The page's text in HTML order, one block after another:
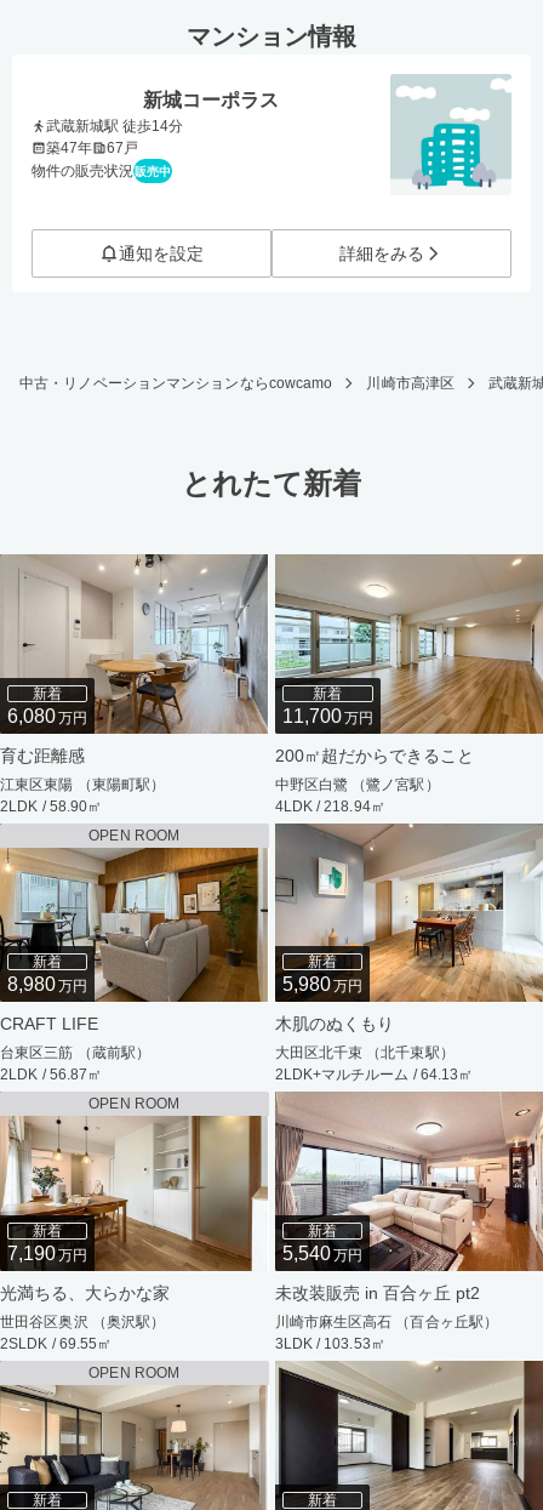
マンション情報
新城コーポラス
武蔵新城駅 徒歩14分
築47年
67戸
物件の販売状況販売中
通知を設定 詳細をみる
中古・リノベーションマンションならcowcamo 川崎市高津区 武蔵新
とれたて新着
新着
6,080万円
育む距離感
江東区東陽 （東陽町駅）
2LDK / 58.90㎡
新着
11,700万円
200㎡超だからできること
中野区白鷺 （鷺ノ宮駅）
4LDK / 218.94㎡
OPEN ROOM
新着
8,980万円
CRAFT LIFE
台東区三筋 （蔵前駅）
2LDK / 56.87㎡
新着
5,980万円
木肌のぬくもり
大田区北千束 （北千束駅）
2LDK+マルチルーム / 64.13㎡
OPEN ROOM
新着
7,190万円
光満ちる、大らかな家
世田谷区奥沢 （奥沢駅）
2SLDK / 69.55㎡
新着
5,540万円
未改装販売 in 百合ヶ丘 pt2
川崎市麻生区高石 （百合ヶ丘駅）
3LDK / 103.53㎡
OPEN ROOM
新着 新着